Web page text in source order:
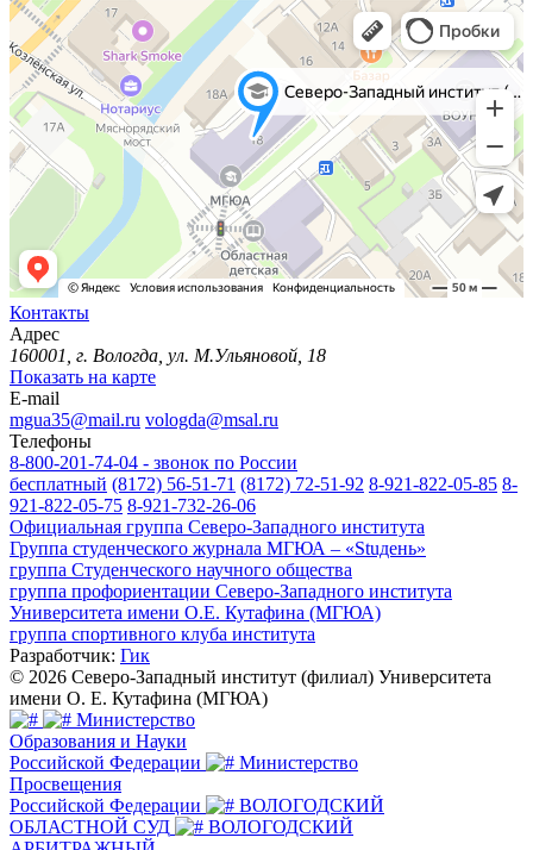
Контакты
Адрес
160001, г. Вологда, ул. М.Ульяновой, 18
Показать на карте
E-mail
mgua35@mail.ru vologda@msal.ru
Телефоны
8-800-201-74-04 - звонок по России
бесплатный (8172) 56-51-71 (8172) 72-51-92 8-921-822-05-85 8-
921-822-05-75 8-921-732-26-06
Официальная группа Северо-Западного института
Группа студенческого журнала МГЮА – «Stuдень»
группа Студенческого научного общества
группа профориентации Северо-Западного института
Университета имени О.Е. Кутафина (МГЮА)
группа спортивного клуба института
Разработчик: Гик
© 2026 Северо-Западный институт (филиал) Университета
имени О. Е. Кутафина (МГЮА)
Министерство
Образования и Науки
Российской Федерации
Министерство
Просвещения
Российской Федерации
ВОЛОГОДСКИЙ
ОБЛАСТНОЙ СУД
ВОЛОГОДСКИЙ